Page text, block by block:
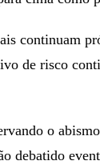
continuam
de risco
o
debatido